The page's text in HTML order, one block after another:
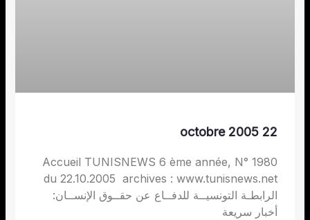
22 octobre 2005
Accueil TUNISNEWS 6 ème année, N° 1980
du 22.10.2005 archives : www.tunisnews.net
الرابطـة التونسيــة للدفــاع عن حقــوق الإنســان:
أخبار سريعة